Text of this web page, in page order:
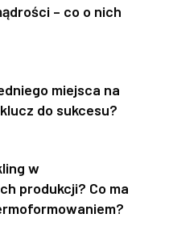
– co o nich
miejsca na
do sukcesu?
w
produkcji? Co ma